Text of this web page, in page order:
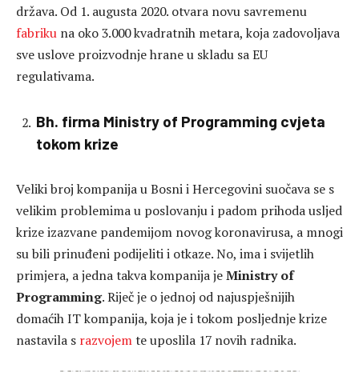
država. Od 1. augusta 2020. otvara novu savremenu
fabriku na oko 3.000 kvadratnih metara, koja zadovoljava
sve uslove proizvodnje hrane u skladu sa EU
regulativama.
Bh. firma Ministry of Programming cvjeta
tokom krize
Veliki broj kompanija u Bosni i Hercegovini suočava se s
velikim problemima u poslovanju i padom prihoda usljed
krize izazvane pandemijom novog koronavirusa, a mnogi
su bili prinuđeni podijeliti i otkaze. No, ima i svijetlih
primjera, a jedna takva kompanija jeMinistry of
Programming. Riječ je o jednoj od najuspješnijih
domaćih IT kompanija, koja je i tokom posljednje krize
nastavila s razvojemte uposlila 17 novih radnika.